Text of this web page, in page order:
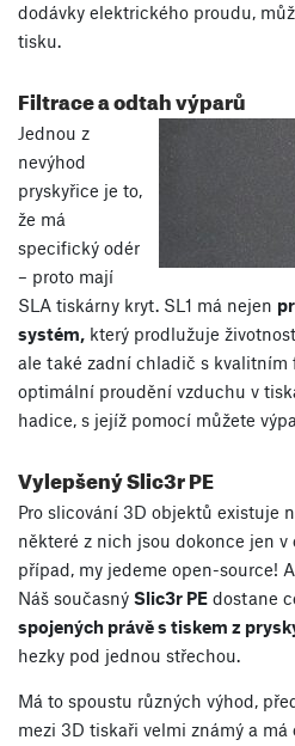
dodávky elektrického proudu,
tisku.
Filtrace a odtah výparů
Jednou z
nevýhod
pryskyřice je to,
že má
specifický odér
– proto mají
SLA tiskárny kryt. SL1 má nejen
systém, který prodlužuje
ale také zadní chladič s kvalitním
optimální proudění vzduchu v
hadice, s jejíž pomocí můžete
Vylepšený Slic3r PE
Pro slicování 3D objektů existuje
některé z nich jsou dokonce jen v
případ, my jedeme open-source!
Náš současný Slic3r PE dostane
spojených právě s tiskem z
hezky pod jednou střechou.
Má to spoustu různých výhod,
mezi 3D tiskaři velmi známý a má